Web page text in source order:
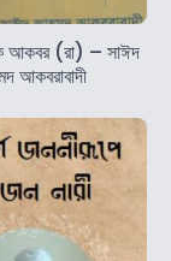
আকবর (রা) – সাঈদ
আকবরাবাদী